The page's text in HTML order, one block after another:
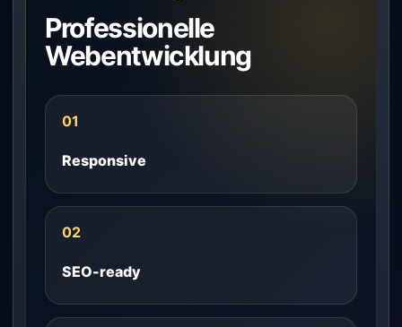
Professionelle
Webentwicklung
01
Responsive
02
SEO-ready